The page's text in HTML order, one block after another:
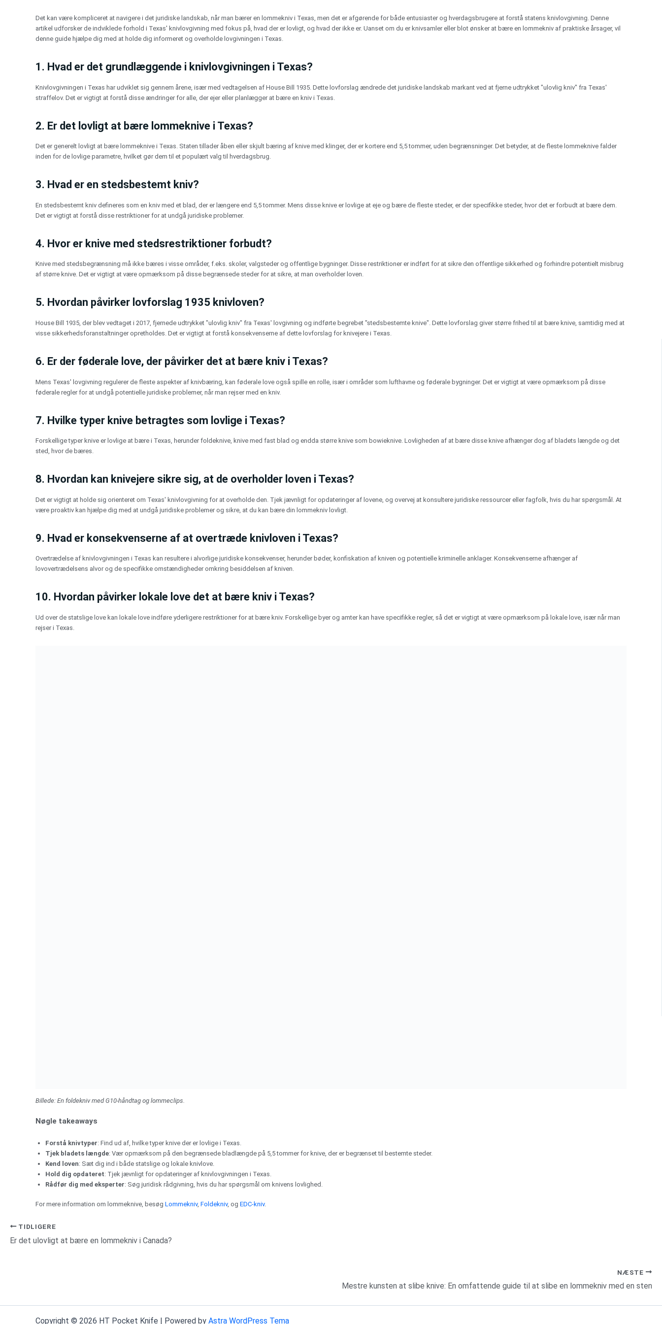
Det kan være kompliceret at navigere i det juridiske landskab, når man bærer en lommekniv i Texas, men det er afgørende for både entusiaster og hverdagsbrugere at forstå statens knivlovgivning. Denne
artikel udforsker de indviklede forhold i Texas' knivlovgivning med fokus på, hvad der er lovligt, og hvad der ikke er. Uanset om du er knivsamler eller blot ønsker at bære en lommekniv af praktiske årsager, vil
denne guide hjælpe dig med at holde dig informeret og overholde lovgivningen i Texas.
1. Hvad er det grundlæggende i knivlovgivningen i Texas?
Knivlovgivningen i Texas har udviklet sig gennem årene, især med vedtagelsen af House Bill 1935. Dette lovforslag ændrede det juridiske landskab markant ved at fjerne udtrykket "ulovlig kniv" fra Texas'
straffelov. Det er vigtigt at forstå disse ændringer for alle, der ejer eller planlægger at bære en kniv i Texas.
2. Er det lovligt at bære lommeknive i Texas?
Det er generelt lovligt at bære lommeknive i Texas. Staten tillader åben eller skjult bæring af knive med klinger, der er kortere end 5,5 tommer, uden begrænsninger. Det betyder, at de fleste lommeknive falder
inden for de lovlige parametre, hvilket gør dem til et populært valg til hverdagsbrug.
3. Hvad er en stedsbestemt kniv?
En stedsbestemt kniv defineres som en kniv med et blad, der er længere end 5,5 tommer. Mens disse knive er lovlige at eje og bære de fleste steder, er der specifikke steder, hvor det er forbudt at bære dem.
Det er vigtigt at forstå disse restriktioner for at undgå juridiske problemer.
4. Hvor er knive med stedsrestriktioner forbudt?
Knive med stedsbegrænsning må ikke bæres i visse områder, f.eks. skoler, valgsteder og offentlige bygninger. Disse restriktioner er indført for at sikre den offentlige sikkerhed og forhindre potentielt misbrug
af større knive. Det er vigtigt at være opmærksom på disse begrænsede steder for at sikre, at man overholder loven.
5. Hvordan påvirker lovforslag 1935 knivloven?
House Bill 1935, der blev vedtaget i 2017, fjernede udtrykket "ulovlig kniv" fra Texas' lovgivning og indførte begrebet "stedsbestemte knive". Dette lovforslag giver større frihed til at bære knive, samtidig med at
visse sikkerhedsforanstaltninger opretholdes. Det er vigtigt at forstå konsekvenserne af dette lovforslag for knivejere i Texas.
6. Er der føderale love, der påvirker det at bære kniv i Texas?
Mens Texas' lovgivning regulerer de fleste aspekter af knivbæring, kan føderale love også spille en rolle, især i områder som lufthavne og føderale bygninger. Det er vigtigt at være opmærksom på disse
føderale regler for at undgå potentielle juridiske problemer, når man rejser med en kniv.
7. Hvilke typer knive betragtes som lovlige i Texas?
Forskellige typer knive er lovlige at bære i Texas, herunder foldeknive, knive med fast blad og endda større knive som bowieknive. Lovligheden af at bære disse knive afhænger dog af bladets længde og det
sted, hvor de bæres.
8. Hvordan kan knivejere sikre sig, at de overholder loven i Texas?
Det er vigtigt at holde sig orienteret om Texas' knivlovgivning for at overholde den. Tjek jævnligt for opdateringer af lovene, og overvej at konsultere juridiske ressourcer eller fagfolk, hvis du har spørgsmål. At
være proaktiv kan hjælpe dig med at undgå juridiske problemer og sikre, at du kan bære din lommekniv lovligt.
9. Hvad er konsekvenserne af at overtræde knivloven i Texas?
Overtrædelse af knivlovgivningen i Texas kan resultere i alvorlige juridiske konsekvenser, herunder bøder, konfiskation af kniven og potentielle kriminelle anklager. Konsekvenserne afhænger af
lovovertrædelsens alvor og de specifikke omstændigheder omkring besiddelsen af kniven.
10. Hvordan påvirker lokale love det at bære kniv i Texas?
Ud over de statslige love kan lokale love indføre yderligere restriktioner for at bære kniv. Forskellige byer og amter kan have specifikke regler, så det er vigtigt at være opmærksom på lokale love, især når man
rejser i Texas.
Billede: En foldekniv med G10-håndtag og lommeclips.
Nøgle takeaways
Forstå knivtyper: Find ud af, hvilke typer knive der er lovlige i Texas.
Tjek bladets længde: Vær opmærksom på den begrænsede bladlængde på 5,5 tommer for knive, der er begrænset til bestemte steder.
Kend loven: Sæt dig ind i både statslige og lokale knivlove.
Hold dig opdateret: Tjek jævnligt for opdateringer af knivlovgivningen i Texas.
Rådfør dig med eksperter: Søg juridisk rådgivning, hvis du har spørgsmål om knivens lovlighed.
For mere information om lommeknive, besøg Lommekniv, Foldekniv, og EDC-kniv.
TIDLIGERE
Er det ulovligt at bære en lommekniv i Canada?
NÆSTE
Mestre kunsten at slibe knive: En omfattende guide til at slibe en lommekniv med en sten
Copyright © 2026 HT Pocket Knife | Powered by Astra WordPress Tema